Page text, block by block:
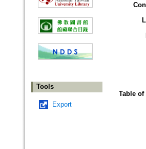
Tools
Export
Table of